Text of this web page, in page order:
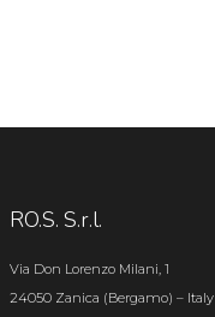
RO.S. S.r.l.
Via Don Lorenzo Milani, 1
24050 Zanica (Bergamo) – Italy